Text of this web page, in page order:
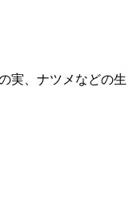
実、ナツメなどの生